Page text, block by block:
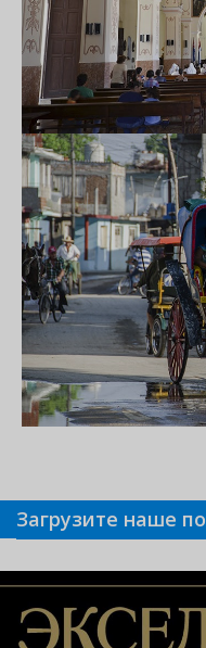
Связанные
Загрузите наше